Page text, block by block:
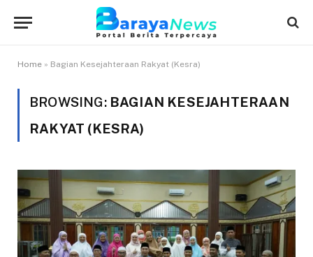
Home » Bagian Kesejahteraan Rakyat (Kesra)
BROWSING: BAGIAN KESEJAHTERAAN
RAKYAT (KESRA)